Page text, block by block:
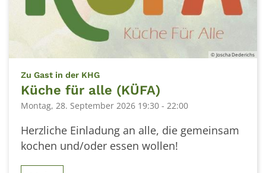
© Joscha Dederichs
Zu Gast in der KHG:
Küche für alle (KÜFA)
Montag, 28. September 2026 19:30 - 22:00
Herzliche Einladung an alle, die gemeinsam
kochen und/oder essen wollen!